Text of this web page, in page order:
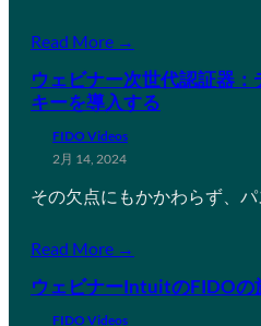
Read More →
ウェビナー次世代認証器
キーを導入する
FIDO Videos
2月 14, 2024
その欠点にもかかわらず、パ
Read More →
ウェビナーIntuitのFIDOの
FIDO Videos